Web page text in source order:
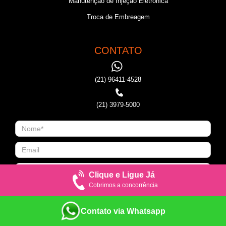
Troca de Embreagem
CONTATO
(21) 96411-4528
(21) 3979-5000
Clique e Ligue Já
Cobrimos a concorrência
Contato via Whatsapp